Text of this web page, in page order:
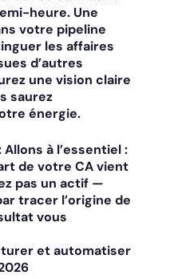
heure. Une
votre pipeline
les affaires
d’autres
une vision claire
saurez
énergie.
Allons à l’essentiel :
de votre CA vient
pas un actif —
tracer l’origine de
vous
et automatiser